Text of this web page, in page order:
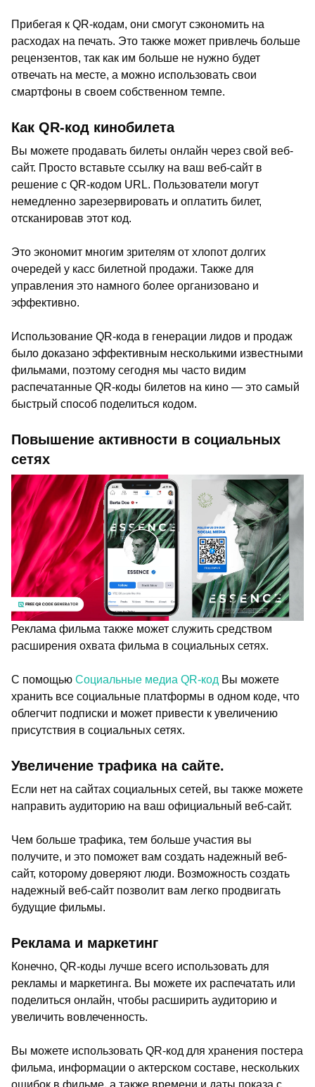
Прибегая к QR-кодам, они смогут сэкономить на
расходах на печать. Это также может привлечь больше
рецензентов, так как им больше не нужно будет
отвечать на месте, а можно использовать свои
смартфоны в своем собственном темпе.
Как QR-код кинобилета
Вы можете продавать билеты онлайн через свой веб-
сайт. Просто вставьте ссылку на ваш веб-сайт в
решение с QR-кодом URL. Пользователи могут
немедленно зарезервировать и оплатить билет,
отсканировав этот код.
Это экономит многим зрителям от хлопот долгих
очередей у касс билетной продажи. Также для
управления это намного более организовано и
эффективно.
Использование QR-кода в генерации лидов и продаж
было доказано эффективным несколькими известными
фильмами, поэтому сегодня мы часто видим
распечатанные QR-коды билетов на кино — это самый
быстрый способ поделиться кодом.
Повышение активности в социальных
сетях
Реклама фильма также может служить средством
расширения охвата фильма в социальных сетях.
С помощью Социальные медиа QR-код Вы можете
хранить все социальные платформы в одном коде, что
облегчит подписки и может привести к увеличению
присутствия в социальных сетях.
Увеличение трафика на сайте.
Если нет на сайтах социальных сетей, вы также можете
направить аудиторию на ваш официальный веб-сайт.
Чем больше трафика, тем больше участия вы
получите, и это поможет вам создать надежный веб-
сайт, которому доверяют люди. Возможность создать
надежный веб-сайт позволит вам легко продвигать
будущие фильмы.
Реклама и маркетинг
Конечно, QR-коды лучше всего использовать для
рекламы и маркетинга. Вы можете их распечатать или
поделиться онлайн, чтобы расширить аудиторию и
увеличить вовлеченность.
Вы можете использовать QR-код для хранения постера
фильма, информации о актерском составе, нескольких
ошибок в фильме, а также времени и даты показа с